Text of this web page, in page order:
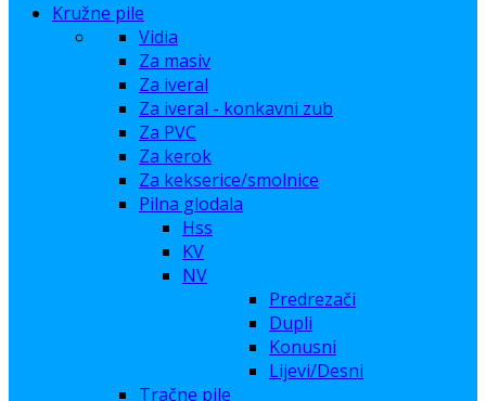
Kružne pile
Vidia
Za masiv
Za iveral
Za iveral - konkavni zub
Za PVC
Za kerok
Za kekserice/smolnice
Pilna glodala
Hss
KV
NV
Predrezači
Dupli
Konusni
Lijevi/Desni
Tračne pile